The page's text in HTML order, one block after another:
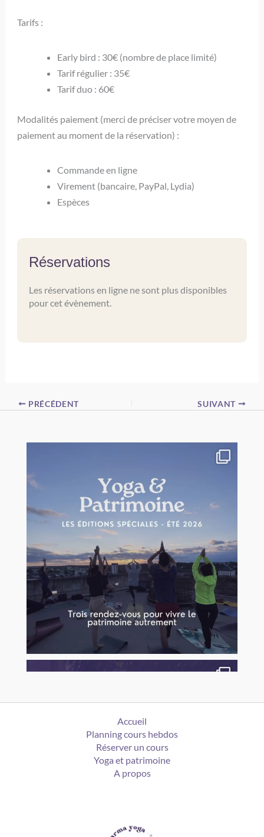
Tarifs :
Early bird : 30€ (nombre de place limité)
Tarif régulier : 35€
Tarif duo : 60€
Modalités paiement (merci de préciser votre moyen de
paiement au moment de la réservation) :
Commande en ligne
Virement (bancaire, PayPal, Lydia)
Espèces
Réservations
Les réservations en ligne ne sont plus disponibles
pour cet évènement.
PRÉCÉDENT SUIVANT
Accueil
Planning cours hebdos
Réserver un cours
Yoga et patrimoine
A propos